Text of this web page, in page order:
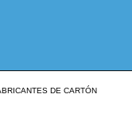
DE CARTÓN